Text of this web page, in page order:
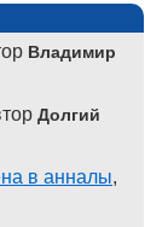
Владимир
Долгий
в анналы,